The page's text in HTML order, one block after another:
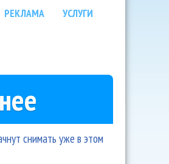
РЕКЛАМА
УСЛУГИ
снимать уже в этом